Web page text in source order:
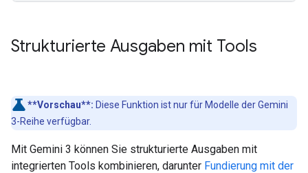
Strukturierte Ausgaben mit Tools
**Vorschau**: Diese Funktion ist nur für Modelle der Gemini
3-Reihe verfügbar.
Mit Gemini 3 können Sie strukturierte Ausgaben mit
integrierten Tools kombinieren, darunter Fundierung mit der